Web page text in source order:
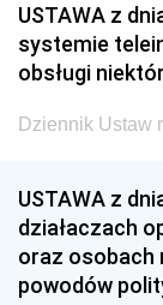
USTAWA z
systemie
obsługi
Dziennik Ustaw
USTAWA z
działaczach
oraz osobach
powodów